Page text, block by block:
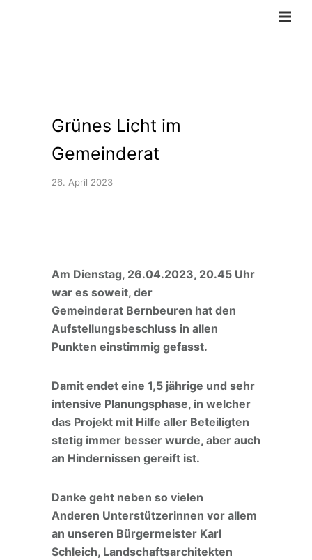
Grünes Licht im
Gemeinderat
26. April 2023
Am Dienstag, 26.04.2023, 20.45 Uhr
war es soweit, der
Gemeinderat Bernbeuren hat den
Aufstellungsbeschluss in allen
Punkten einstimmig gefasst.
Damit endet eine 1,5 jährige und sehr
intensive Planungsphase, in welcher
das Projekt mit Hilfe aller Beteiligten
stetig immer besser wurde, aber auch
an Hindernissen gereift ist.
Danke geht neben so vielen
Anderen Unterstützerinnen vor allem
an unseren Bürgermeister Karl
Schleich, Landschaftsarchitekten